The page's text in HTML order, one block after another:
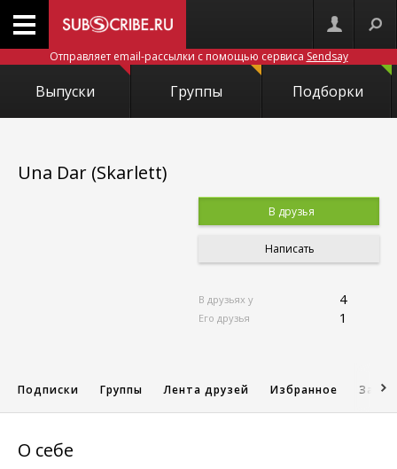
Отправляет email-рассылки с помощью сервиса Sendsay
Выпуски Группы Подборки
Una Dar (Skarlett)
В друзья
Написать
В друзьях у 4
Его друзья 1
Подписки Группы Лента друзей Избранное
О себе